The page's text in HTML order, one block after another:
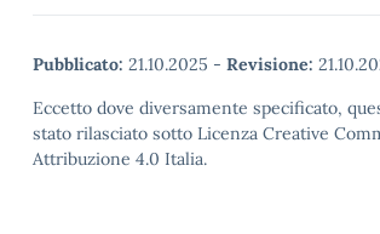
Pubblicato: 21.10.2025 - Revisione:
Eccetto dove diversamente specificato,
stato rilasciato sotto Licenza Creative
Attribuzione 4.0 Italia.